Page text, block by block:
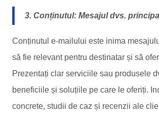
3. Conținutul: Mesajul dvs.
Conținutul e-mailului este inima
să fie relevant pentru destinatar și să
Prezentați clar serviciile sau produsele
beneficiile și soluțiile pe care le oferiți.
concrete, studii de caz și recenzii ale